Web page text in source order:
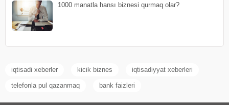
1000 manatla hansı biznesi qurmaq olar?
iqtisadi xeberler kicik biznes iqtisadiyyat xeberleri
telefonla pul qazanmaq bank faizleri